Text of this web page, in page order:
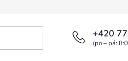
+420
(po – pá: